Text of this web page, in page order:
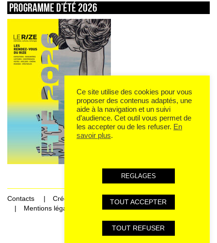
Programme d’été 2026
Contacts
Crédits
Mentions légales et données personnelles
Ce site utilise des cookies pour vous
proposer des contenus adaptés, une
aide à la navigation et un suivi
d’audience. Cet outil vous permet de
les accepter ou de les refuser. En
savoir plus.
REGLAGES
TOUT ACCEPTER
TOUT REFUSER